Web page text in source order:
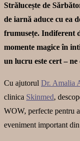
Strălucește de
de iarnă aduce cu ea
frumusețe. Indiferent
momente magice în
un lucru este cert –
Cu ajutorul Dr. Amalia
clinica Skinmed,
WOW, perfecte pentru
eveniment important